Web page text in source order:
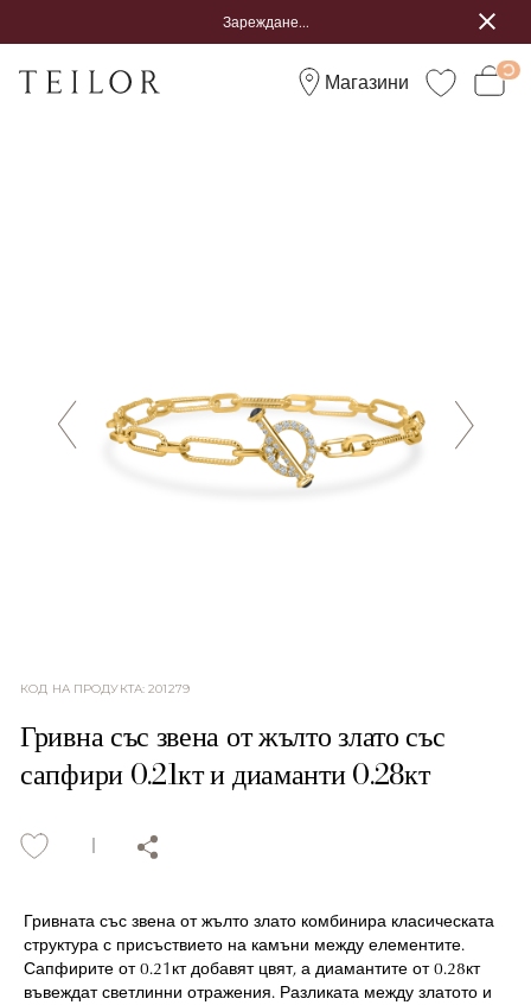
Зареждане...
Магазини
КОД НА ПРОДУКТА:201279
Гривна със звена от жълто злато със
сапфири 0.21кт и диаманти 0.28кт
Гривната със звена от жълто злато комбинира класическата
структура с присъствието на камъни между елементите.
Сапфирите от 0.21кт добавят цвят, а диамантите от 0.28кт
въвеждат светлинни отражения. Разликата между златото и